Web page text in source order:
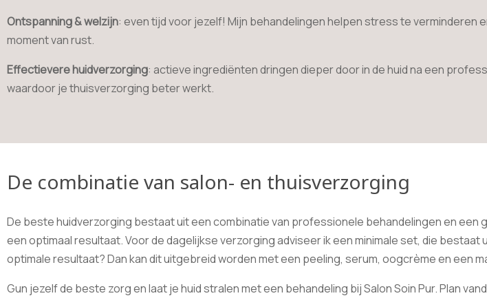
Ontspanning & welzijn: even tijd voor jezelf! Mijn behandelingen helpen stress te verminderen
moment van rust.
Effectievere huidverzorging: actieve ingrediënten dringen dieper door in de huid na een
waardoor je thuisverzorging beter werkt.
De combinatie van salon- en thuisverzorging
De beste huidverzorging bestaat uit een combinatie van professionele behandelingen en
een optimaal resultaat. Voor de dagelijkse verzorging adviseer ik een minimale set, die
optimale resultaat? Dan kan dit uitgebreid worden met een peeling, serum, oogcrème en een
Gun jezelf de beste zorg en laat je huid stralen met een behandeling bij Salon Soin Pur. Plan